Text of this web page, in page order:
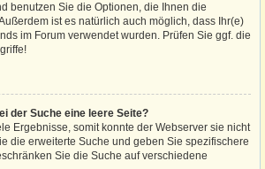
benutzen Sie die Optionen, die Ihnen die
ist es natürlich auch möglich, dass Ihr(e)
im Forum verwendet wurden. Prüfen Sie ggf. die
der Suche eine leere Seite?
Ergebnisse, somit konnte der Webserver sie nicht
die erweiterte Suche und geben Sie spezifischere
Sie die Suche auf verschiedene